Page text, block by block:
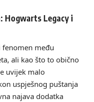
Hogwarts Legacy i
fenomen među
ali kao što to obično
uvijek malo
uspješnog puštanja
najava dodatka